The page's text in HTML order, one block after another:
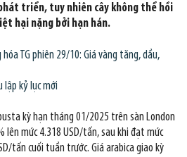
triển, tuy nhiên cây không thể hồi
hại nặng bởi hạn hán.
TG phiên 29/10: Giá vàng tăng, dầu,
lập kỷ lục mới
kỳ hạn tháng 01/2025 trên sàn London
lên mức 4.318 USD/tấn, sau khi đạt mức
tấn cuối tuần trước. Giá arabica giao kỳ